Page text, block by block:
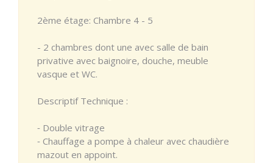
2ème étage: Chambre 4 - 5
- 2 chambres dont une avec salle de bain
privative avec baignoire, douche, meuble
vasque et WC.
Descriptif Technique :
⁃ Double vitrage
⁃ Chauffage a pompe à chaleur avec chaudière
mazout en appoint.